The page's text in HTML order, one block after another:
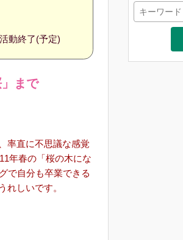
動終了(予定)
まで
率直に不思議な感覚
年春の「桜の木にな
で自分も卒業できる
れしいです。